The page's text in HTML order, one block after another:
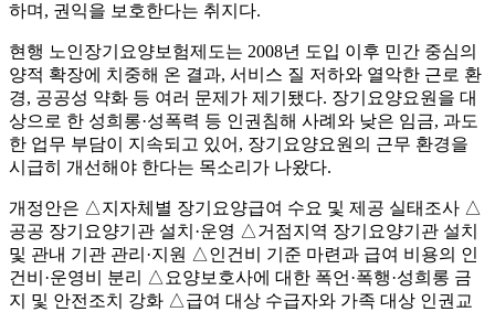
하며, 권익을 보호한다는 취지다.
현행 노인장기요양보험제도는 2008년 도입 이후 민간 중심의
양적 확장에 치중해 온 결과, 서비스 질 저하와 열악한 근로 환
경, 공공성 약화 등 여러 문제가 제기됐다. 장기요양요원을 대
상으로 한 성희롱·성폭력 등 인권침해 사례와 낮은 임금, 과도
한 업무 부담이 지속되고 있어, 장기요양요원의 근무 환경을
시급히 개선해야 한다는 목소리가 나왔다.
개정안은 △지자체별 장기요양급여 수요 및 제공 실태조사 △
공공 장기요양기관 설치·운영 △거점지역 장기요양기관 설치
및 관내 기관 관리·지원 △인건비 기준 마련과 급여 비용의 인
건비·운영비 분리 △요양보호사에 대한 폭언·폭행·성희롱 금
지 및 안전조치 강화 △급여 대상 수급자와 가족 대상 인권교